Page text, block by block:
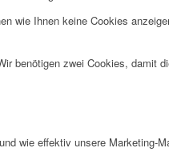
wie Ihnen keine Cookies
benötigen zwei Cookies, damit
wie effektiv unsere Marketing-